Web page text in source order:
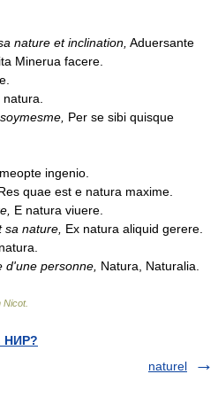
nature et inclination, Aduersante
Minerua facere.
Per se sibi quisque
ingenio.
quae est e natura maxime.
E natura viuere.
nature, Ex natura aliquid gerere.
personne, Natura, Naturalia.
Nicot.
НИР?
naturel